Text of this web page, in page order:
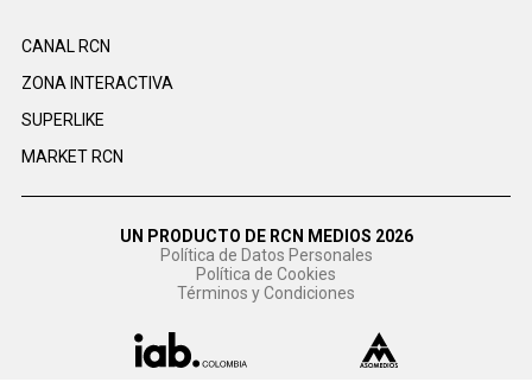
CANAL RCN
ZONA INTERACTIVA
SUPERLIKE
MARKET RCN
UN PRODUCTO DE RCN MEDIOS 2026
Política de Datos Personales
Política de Cookies
Términos y Condiciones